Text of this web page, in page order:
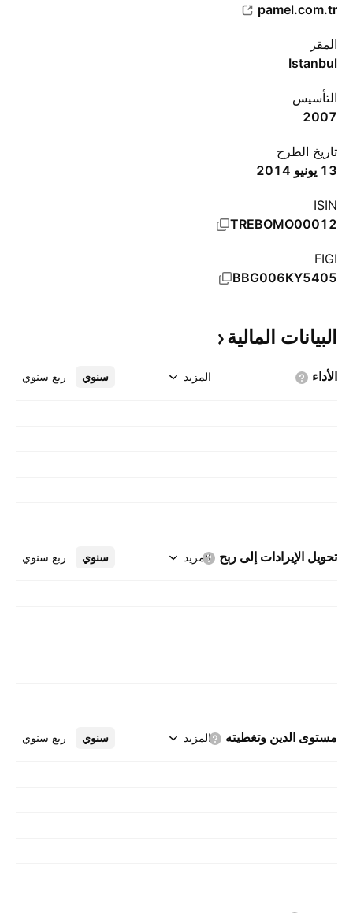
pamel.com.tr
المقر
Istanbul
التأسيس
2007
تاريخ الطرح
13 يونيو 2014
ISIN
TREBOMO00012
FIGI
BBG006KY5405
البيانات المالية
الأداء سنوي ربع سنوي المزيد
تحويل الإيرادات إلى ربح سنوي ربع سنوي المزيد
مستوى الدين وتغطيته سنوي ربع سنوي المزيد